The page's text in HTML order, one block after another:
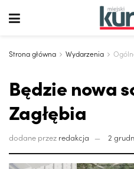
Strona główna Wydarzenia
Będzie nowa
Zagłębia
dodane przez redakcja 2